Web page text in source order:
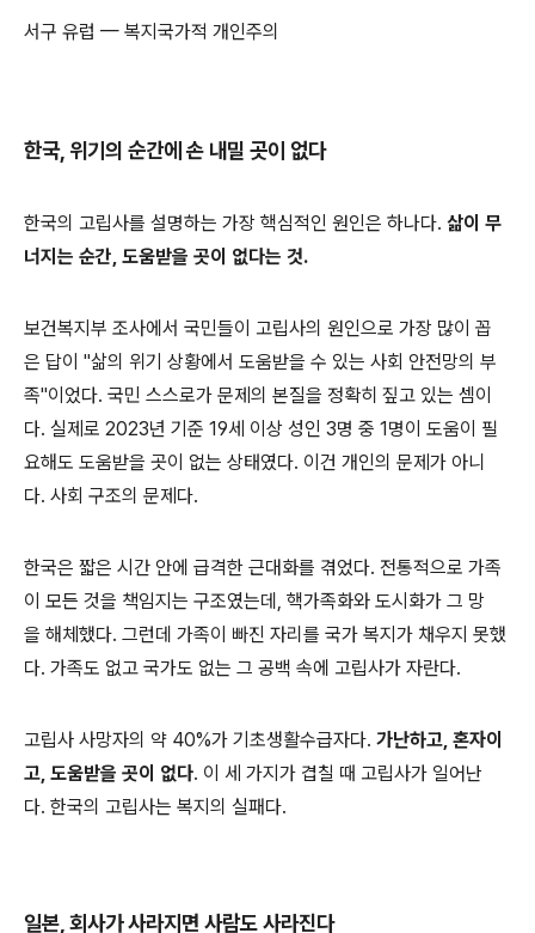
서구 유럽 — 복지국가적 개인주의
한국, 위기의 순간에 손 내밀 곳이 없다
한국의 고립사를 설명하는 가장 핵심적인 원인은 하나다. 삶이 무
너지는 순간, 도움받을 곳이 없다는 것.
보건복지부 조사에서 국민들이 고립사의 원인으로 가장 많이 꼽
은 답이 "삶의 위기 상황에서 도움받을 수 있는 사회 안전망의 부
족"이었다. 국민 스스로가 문제의 본질을 정확히 짚고 있는 셈이
다. 실제로 2023년 기준 19세 이상 성인 3명 중 1명이 도움이 필
요해도 도움받을 곳이 없는 상태였다. 이건 개인의 문제가 아니
다. 사회 구조의 문제다.
한국은 짧은 시간 안에 급격한 근대화를 겪었다. 전통적으로 가족
이 모든 것을 책임지는 구조였는데, 핵가족화와 도시화가 그 망
을 해체했다. 그런데 가족이 빠진 자리를 국가 복지가 채우지 못했
다. 가족도 없고 국가도 없는 그 공백 속에 고립사가 자란다.
고립사 사망자의 약 40%가 기초생활수급자다. 가난하고, 혼자이
고, 도움받을 곳이 없다. 이 세 가지가 겹칠 때 고립사가 일어난
다. 한국의 고립사는 복지의 실패다.
일본, 회사가 사라지면 사람도 사라진다